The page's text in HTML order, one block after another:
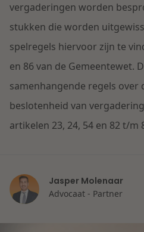
Energie
Zorg & Sociaal domein
Vastgoed
Aanbesteding &
Dichtbij de kansen en
Lees meer
Dichtbij de wendbare
Nederlands
vergaderingen worden
stukken die worden
spelregels hiervoor zijn te
en 86 van de Gemeentewet.
samenhangende regels over
beslotenheid van
artikelen 23, 24, 54 en 82 t/m
Jasper Molenaar
Advocaat - Partner